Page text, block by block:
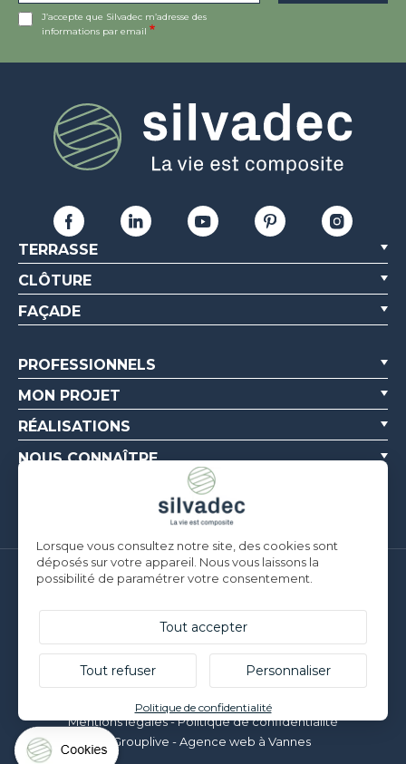
J’accepte que Silvadec m’adresse des
informations par email
TERRASSE
CLÔTURE
FAÇADE
PROFESSIONNELS
MON PROJET
RÉALISATIONS
NOUS CONNAÎTRE
Silvadec France
F-56190 ARZAL |T. +33 (0)2 97 450 900
Silvadec Deutschland
Ludwig-Erhard-Straße 3
© Silvadec - Tous droits réservés - Photos non contractuelles
Mentions légales-Politique de confidentialité
Grouplive - Agence web à Vannes
Lorsque vous consultez notre site, des cookies sont
déposés sur votre appareil. Nous vous laissons la
possibilité de paramétrer votre consentement.
Tout accepter
Tout refuser Personnaliser
Politique de confidentialité